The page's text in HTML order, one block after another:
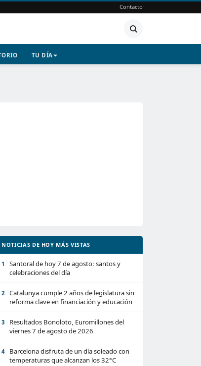
Contacto
TU DÍA
NOTICIAS DE HOY MÁS VISTAS
1
Santoral de hoy 7 de agosto: santos y
celebraciones del día
2
Catalunya cumple 2 años de legislatura sin
reforma clave en financiación y educación
3
Resultados Bonoloto, Euromillones del
viernes 7 de agosto de 2026
4
Barcelona disfruta de un día soleado con
temperaturas que alcanzan los 32°C